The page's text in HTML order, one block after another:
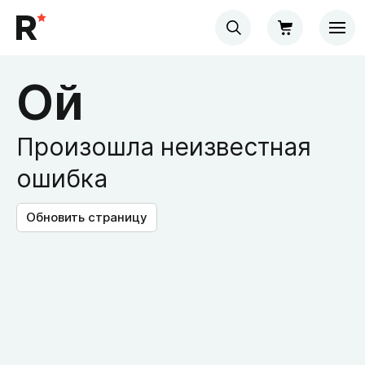
Ой
Произошла неизвестная
ошибка
Обновить страницу